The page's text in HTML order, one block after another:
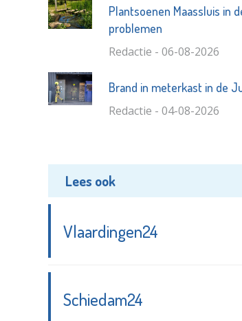
Plantsoenen Maassluis in
problemen
Redactie - 06-08-2026
Brand in meterkast in de
Redactie - 04-08-2026
Lees ook
Vlaardingen24
Schiedam24